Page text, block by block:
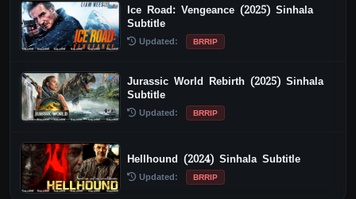
Ice Road: Vengeance (2025) Sinhala
Subtitle
Updated: BRRIP
Jurassic World Rebirth (2025) Sinhala
Subtitle
Updated: BRRIP
Hellhound (2024) Sinhala Subtitle
Updated: BRRIP